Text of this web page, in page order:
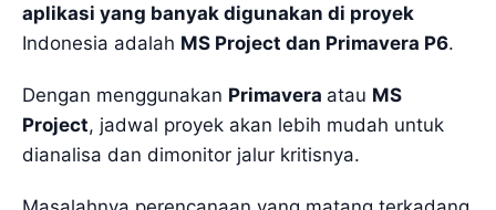
aplikasi yang banyak digunakan di proyek
Indonesia adalah MS Project dan Primavera P6.
Dengan menggunakan Primavera atau MS
Project, jadwal proyek akan lebih mudah untuk
dianalisa dan dimonitor jalur kritisnya.